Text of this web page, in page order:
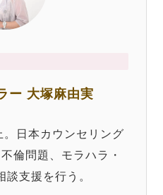
ー 大塚麻由実
日本カウンセリング
倫問題、モラハラ・
談支援を行う。